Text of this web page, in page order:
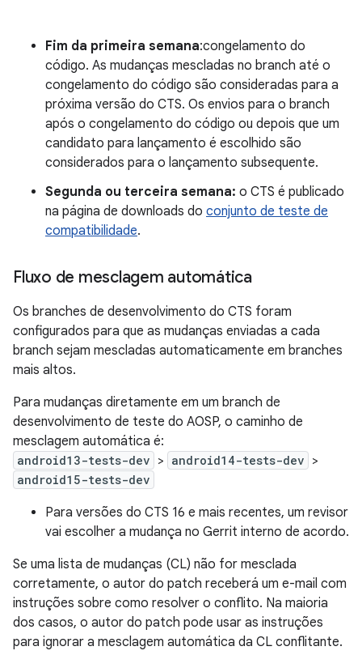
Fim da primeira semana:congelamento do
código. As mudanças mescladas no branch até o
congelamento do código são consideradas para a
próxima versão do CTS. Os envios para o branch
após o congelamento do código ou depois que um
candidato para lançamento é escolhido são
considerados para o lançamento subsequente.
Segunda ou terceira semana: o CTS é publicado
na página de downloads do conjunto de teste de
compatibilidade.
Fluxo de mesclagem automática
Os branches de desenvolvimento do CTS foram
configurados para que as mudanças enviadas a cada
branch sejam mescladas automaticamente em branches
mais altos.
Para mudanças diretamente em um branch de
desenvolvimento de teste do AOSP, o caminho de
mesclagem automática é:
android13-tests-dev > android14-tests-dev >
android15-tests-dev
Para versões do CTS 16 e mais recentes, um revisor
vai escolher a mudança no Gerrit interno de acordo.
Se uma lista de mudanças (CL) não for mesclada
corretamente, o autor do patch receberá um e-mail com
instruções sobre como resolver o conflito. Na maioria
dos casos, o autor do patch pode usar as instruções
para ignorar a mesclagem automática da CL conflitante.